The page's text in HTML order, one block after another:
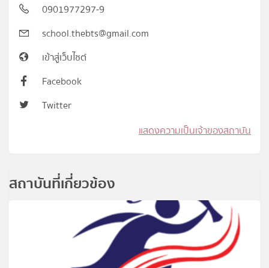
0901977297-9
school.thebts@gmail.com
เข้าสู่เว็บไซต์
Facebook
Twitter
แสดงความเป็นเจ้าของสถาบัน
สถาบันที่เกี่ยวข้อง